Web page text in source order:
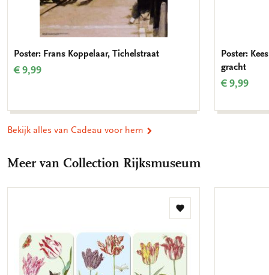
Poster: Frans Koppelaar, Tichelstraat
€ 9,99
Poster:
gracht
€ 9,99
Bekijk alles van Cadeau voor hem
Meer van Collection Rijksmuseum
Toevoegen
verlanglijst